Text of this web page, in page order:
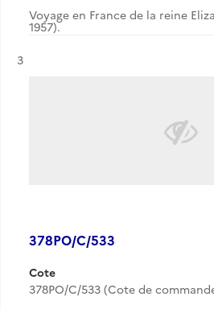
Voyage en France de la reine
1957).
Résultat n°
3
378PO/C/533
Cote
378PO/C/533 (Cote de